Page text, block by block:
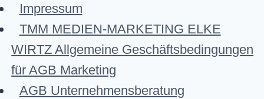
Impressum
TMM MEDIEN-MARKETING ELKE
WIRTZ Allgemeine Geschäftsbedingungen
für AGB Marketing
AGB Unternehmensberatung